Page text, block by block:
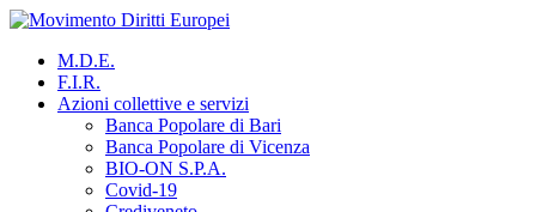
Vai
contenutoM.D.E.
F.I.R.
Azioni collettive e servizi
Banca Popolare di Bari
Banca Popolare di Vicenza
BIO-ON S.P.A.
Covid-19